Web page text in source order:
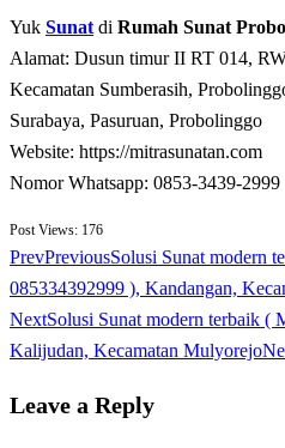
Yuk Sunat di Rumah Sunat
Alamat: Dusun timur II RT 014,
Kecamatan Sumberasih,
Surabaya, Pasuruan, Probolinggo
Website: https://mitrasunatan.com
Nomor Whatsapp: 0853-3439-2999
Post Views: 176
PrevPreviousSolusi Sunat modern
085334392999 ), Kandangan,
NextSolusi Sunat modern terbaik (
Kalijudan, Kecamatan Mulyorejo
Leave a Reply